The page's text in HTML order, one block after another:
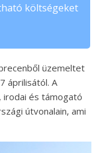
költségeket
üzemeltet
áprilisától. A
és támogató
útvonalain, ami